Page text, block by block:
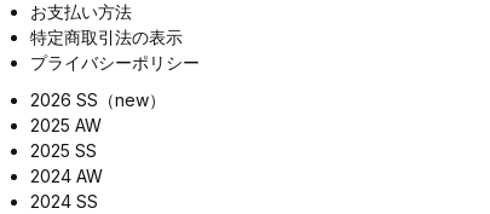
お支払い方法
特定商取引法の表示
プライバシーポリシー
2026 SS（new）
2025 AW
2025 SS
2024 AW
2024 SS